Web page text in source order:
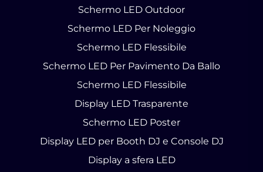
Schermo LED Outdoor
Schermo LED Per Noleggio
Schermo LED Flessibile
Schermo LED Per Pavimento Da Ballo
Schermo LED Flessibile
Display LED Trasparente
Schermo LED Poster
Display LED per Booth DJ e Console DJ
Display a sfera LED